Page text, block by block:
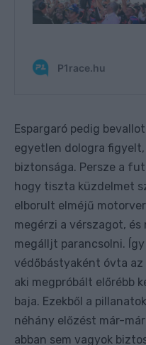
Espargaró pedig
egyetlen dologra
biztonsága. Persze a
hogy tiszta küzdelmet
elborult elméjű
megérzi a vérszagot,
megálljt parancsolni.
védőbástyaként óvta
aki megpróbált előrébb
baja. Ezekből a
néhány előzést már-
abban sem vagyok